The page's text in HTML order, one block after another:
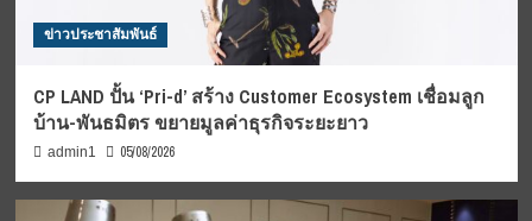
ข่าวประชาสัมพันธ์
CP LAND ปั้น ‘Pri-d’ สร้าง Customer Ecosystem เชื่อมลูก
บ้าน-พันธมิตร ขยายมูลค่าธุรกิจระยะยาว
admin1 05/08/2026